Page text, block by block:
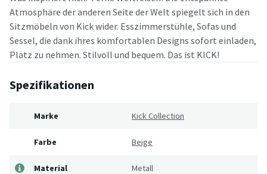
Atmosphäre der anderen Seite der Welt spiegelt sich in den
Sitzmöbeln von Kick wider. Esszimmerstühle, Sofas und
Sessel, die dank ihres komfortablen Designs sofort einladen,
Platz zu nehmen. Stilvoll und bequem. Das ist KICK!
Spezifikationen
Marke Kick Collection
Farbe Beige
Material Metall